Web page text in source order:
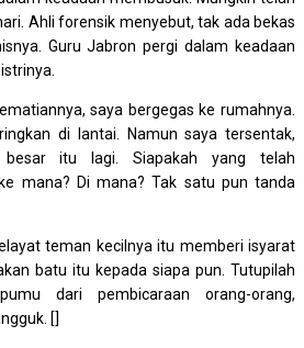
Ahli forensik menyebut, tak ada bekas
Guru Jabron pergi dalam keadaan
saya bergegas ke rumahnya.
di lantai. Namun saya tersentak,
itu lagi. Siapakah yang telah
mana? Di mana? Tak satu pun tanda
teman kecilnya itu memberi isyarat
batu itu kepada siapa pun. Tutupilah
dari pembicaraan orang-orang,
[]